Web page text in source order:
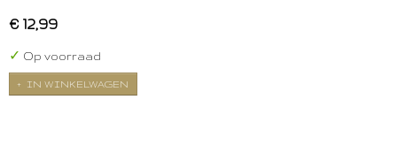
€ 12,99
✓ Op voorraad
IN WINKELWAGEN